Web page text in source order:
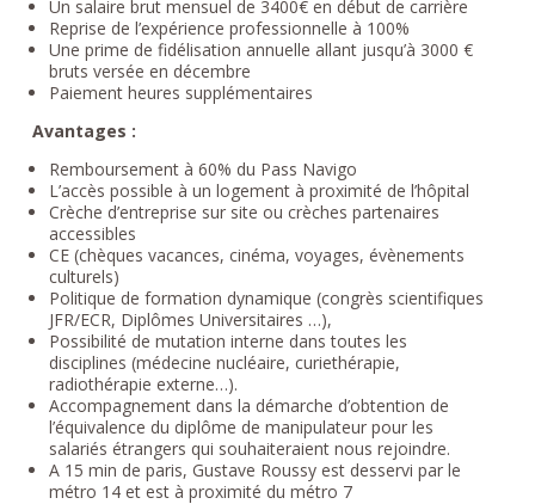
Un salaire brut mensuel de 3400€ en début de carrière
Reprise de l’expérience professionnelle à 100%
Une prime de fidélisation annuelle allant jusqu’à 3000 €
bruts versée en décembre
Paiement heures supplémentaires
Avantages :
Remboursement à 60% du Pass Navigo
L’accès possible à un logement à proximité de l’hôpital
Crèche d’entreprise sur site ou crèches partenaires
accessibles
CE (chèques vacances, cinéma, voyages, évènements
culturels)
Politique de formation dynamique (congrès scientifiques
JFR/ECR, Diplômes Universitaires …),
Possibilité de mutation interne dans toutes les
disciplines (médecine nucléaire, curiethérapie,
radiothérapie externe…).
Accompagnement dans la démarche d’obtention de
l’équivalence du diplôme de manipulateur pour les
salariés étrangers qui souhaiteraient nous rejoindre.
A 15 min de paris, Gustave Roussy est desservi par le
métro 14 et est à proximité du métro 7